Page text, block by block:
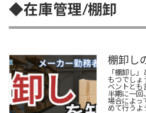
◆在庫管理/棚卸
棚卸し
「棚卸し
もつでしょ
ベントとも
半期に一回
場合によっ
めて行うよ